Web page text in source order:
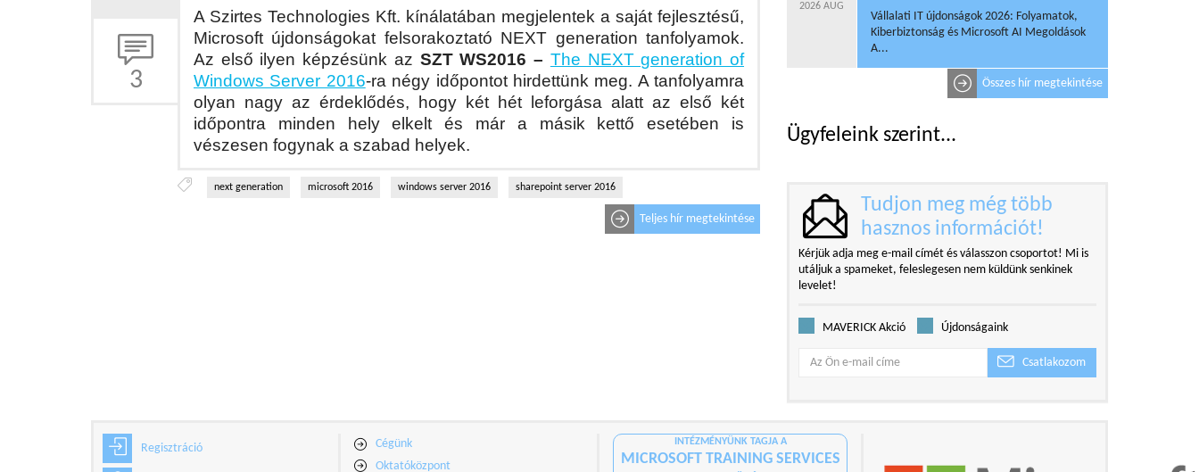
3
A Szirtes Technologies Kft. kínálatában megjelentek a saját fejlesztésű,
Microsoft újdonságokat felsorakoztató NEXT generation tanfolyamok.
Az első ilyen képzésünk az SZT WS2016 – The NEXT generation of
Windows Server 2016-ra négy időpontot hirdettünk meg. A tanfolyamra
olyan nagy az érdeklődés, hogy két hét leforgása alatt az első két
időpontra minden hely elkelt és már a másik kettő esetében is
vészesen fogynak a szabad helyek.
next generation microsoft 2016 windows server 2016 sharepoint server 2016
Teljes hír megtekintése
2026 AUG
Vállalati IT újdonságok 2026: Folyamatok,
Kiberbiztonság és Microsoft AI Megoldások
A...
Összes hír megtekintése
Ügyfeleink szerint...
Tudjon meg még több
hasznos információt!
Kérjük adja meg e-mail címét és válasszon csoportot! Mi is
utáljuk a spameket, feleslegesen nem küldünk senkinek
levelet!
MAVERICK Akció Újdonságaink
Csatlakozom
Regisztráció
Cégünk
Oktatóközpont
INTÉZMÉNYÜNK TAGJA A
MICROSOFT TRAINING SERVICES